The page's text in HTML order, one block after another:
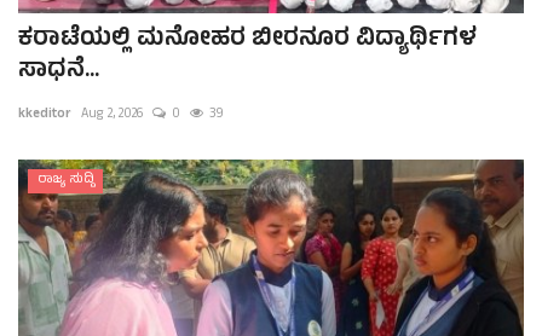
ಕರಾಟೆಯಲ್ಲಿ ಮನೋಹರ ಬೀರನೂರ ವಿದ್ಯಾರ್ಥಿಗಳ
ಸಾಧನೆ...
kkeditor Aug 2, 2026 0 39
ರಾಜ್ಯ ಸುದ್ದಿ